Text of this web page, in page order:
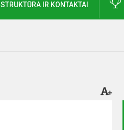
STRUKTŪRA IR KONTAKTAI